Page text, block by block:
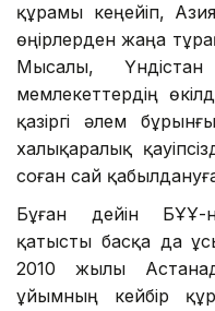
құрамы кеңейіп,
өңірлерден жаңа
Мысалы,
мемлекеттердің
қазіргі әлем
халықаралық
соған сай
Бұған дейін БҰҰ-
қатысты басқа да
2010 жылы
ұйымның кейбір